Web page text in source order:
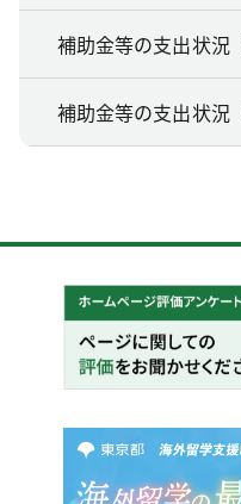
補助金等の支出状況
補助金等の支出状況